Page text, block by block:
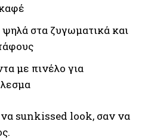
στα ζυγωματικά και
με πινέλο για
sunkissed look, σαν να